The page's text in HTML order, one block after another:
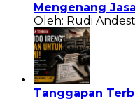
Mengenang
Oleh: Rudi
Tanggapan